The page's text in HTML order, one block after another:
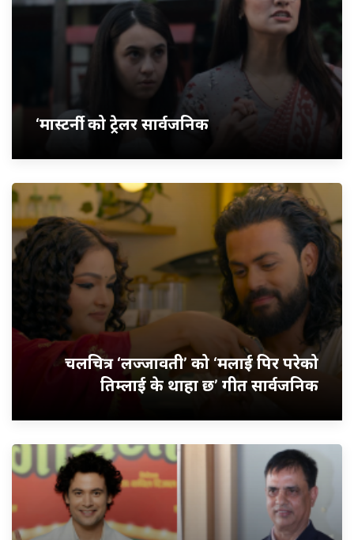
‘मास्टर्नी’ को ट्रेलर सार्वजनिक
चलचित्र ‘लज्जावती’ को ‘मलाई पिर परेको
तिम्लाई के थाहा छ’ गीत सार्वजनिक